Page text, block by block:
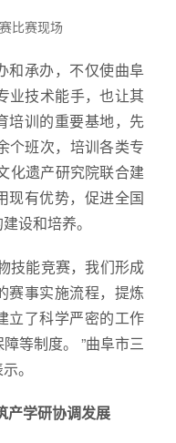
比赛现场
和承办，不仅使曲阜
业技术能手，也让其
培训的重要基地，先
个班次，培训各类专
化遗产研究院联合建
现有优势，促进全国
设和培养。
技能竞赛，我们形成
赛事实施流程，提炼
立了科学严密的工作
等制度。 ”曲阜市三
。
产学研协调发展